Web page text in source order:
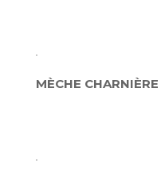
MÈCHE